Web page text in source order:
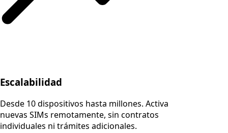
Escalabilidad
Desde 10 dispositivos hasta millones. Activa
nuevas SIMs remotamente, sin contratos
individuales ni trámites adicionales.